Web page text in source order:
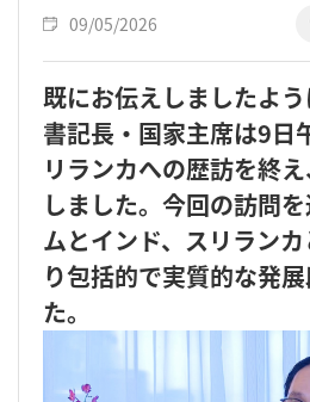
09/05/2026
既にお伝えしましたよ
書記長・国家主席は9日
リランカへの歴訪を終
しました。今回の訪問
ムとインド、スリラン
り包括的で実質的な発
た。